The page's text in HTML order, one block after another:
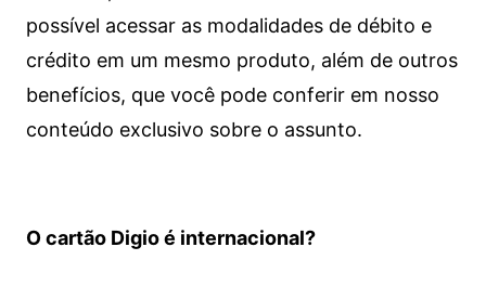
possível acessar as modalidades de débito e
crédito em um mesmo produto, além de outros
benefícios, que você pode conferir em nosso
conteúdo exclusivo sobre o assunto.
O cartão Digio é internacional?